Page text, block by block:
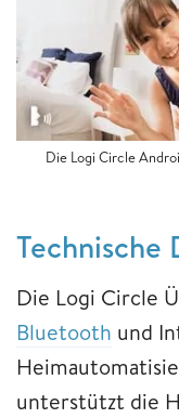
Die Logi Circle
Technische
Die Logi Circle
Bluetooth und
unterstützt die